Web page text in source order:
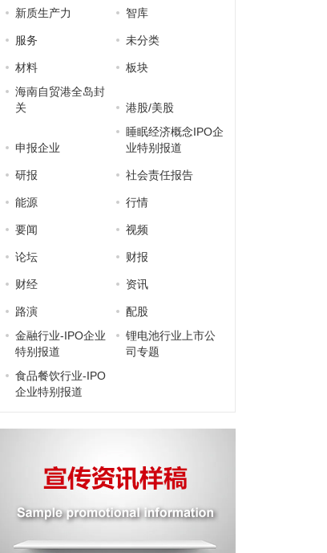
新质生产力 智库
服务 未分类
材料
板块
海南自贸港全岛封
关
港股/美股
申报企业
睡眠经济概念IPO企
业特别报道
研报 社会责任报告
能源 行情
要闻 视频
论坛 财报
财经 资讯
路演
配股
金融行业-IPO企业
特别报道
锂电池行业上市公
司专题
食品餐饮行业-IPO
企业特别报道